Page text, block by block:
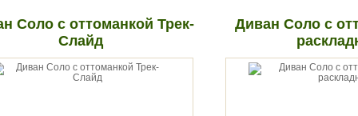
Соло с оттоманкой Трек-
Слайд
Диван Соло с